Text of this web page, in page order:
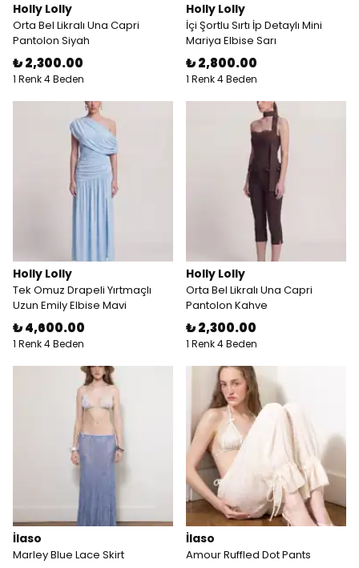
Holly Lolly
Orta Bel Likralı Una Capri
Pantolon Siyah
₺ 2,300.00
1 Renk 4 Beden
Holly Lolly
İçi Şortlu Sırtı İp Detaylı Mini
Mariya Elbise Sarı
₺ 2,800.00
1 Renk 4 Beden
Holly Lolly
Tek Omuz Drapeli Yırtmaçlı
Uzun Emily Elbise Mavi
₺ 4,600.00
1 Renk 4 Beden
Holly Lolly
Orta Bel Likralı Una Capri
Pantolon Kahve
₺ 2,300.00
1 Renk 4 Beden
İlaso
Marley Blue Lace Skirt
İlaso
Amour Ruffled Dot Pants